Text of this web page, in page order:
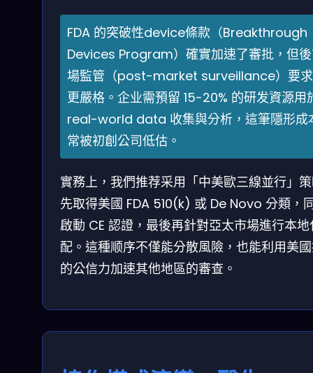
FDA 的突破性device條款（Breakthrough
Devices Program）確實加速了審批，但
場監管（post-market surveillance）要
更嚴格。企业需預留 15-20% 的研发資源用
real-world data 收集與分析，這筆隱形成
常被初創公司低估。
實務上，我們推荐采用「中美歐三線並行」
先取得美國 FDA 510(k) 或 De Novo 分類，
啟動 CE 認證，最後再針對亞太市場進行本
配。這種顺序不僅能分散風險，也能利用美
的公信力加速其他地區的審查。